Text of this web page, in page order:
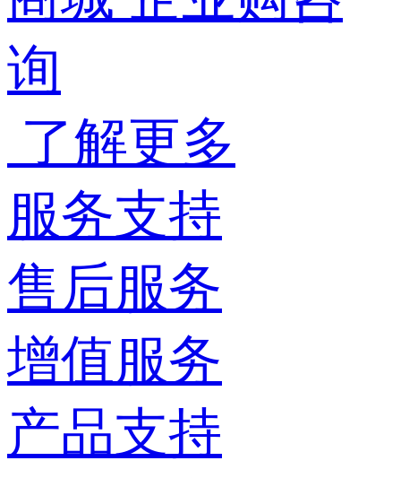
询
了解更多
服务支持
售后服务
增值服务
产品支持